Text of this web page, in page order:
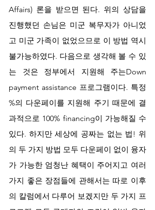
Affairs) 론을 받으면 된다. 위의 상담을
진행했던 손님은 미군 복무자가 아니었
고 미군 가족이 없었으므로 이 방법 역시
불가능하였다. 다음으로 생각해 볼 수 있
는 것은 정부에서 지원해 주는Down
payment assistance 프로그램이다. 특정
%의 다운페이를 지원해 주기 때문에 결
과적으로 100% financing이 가능해질 수
있다. 하지만 세상에 공짜는 없는 법! 위
의 두 가지 방법 모두 다운페이 없이 융자
가 가능한 엄청난 혜택이 주어지고 여러
가지 좋은 장점들에 관해서는 따로 이후
의 칼럼에서 다루어 보겠지만 두 가지 프